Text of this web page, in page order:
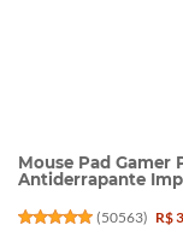
Mouse Pad Gamer
Antiderrapante
(50563) R$